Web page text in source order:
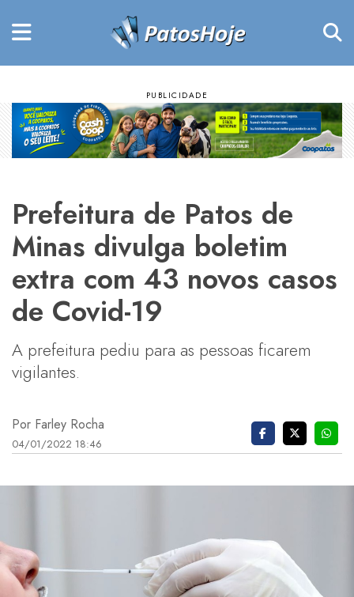
Prefeitura de Patos de
Minas divulga boletim
extra com 43 novos casos
de Covid-19
A prefeitura pediu para as pessoas ficarem
vigilantes.
Por Farley Rocha
04/01/2022 18:46